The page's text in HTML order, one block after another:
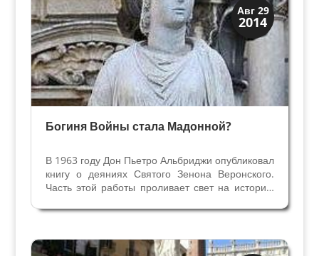
Авг 29
2014
Верона
Римская Верона
Богиня Войны стала Мадонной?
В 1963 году Дон Пьетро Альбриджи опубликовал
книгу о деяниях Святого Зенона Веронского.
Часть этой работы проливает свет на историю
статую фонтана Мадонна Верона. С 1963 года